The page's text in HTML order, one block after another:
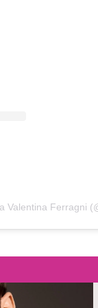
Valentina Ferragni